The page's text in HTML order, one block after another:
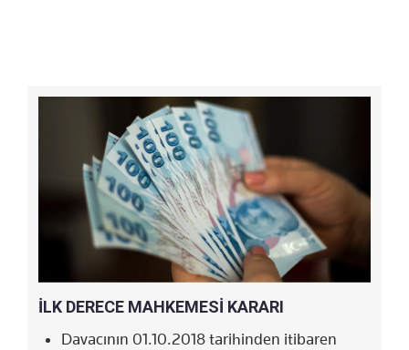
İLK DERECE MAHKEMESİ KARARI
Davacının 01.10.2018 tarihinden itibaren